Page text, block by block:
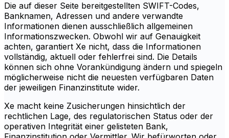
Die auf dieser Seite bereitgestellten SWIFT-Codes,
Banknamen, Adressen und andere verwandte
Informationen dienen ausschließlich allgemeinen
Informationszwecken. Obwohl wir auf Genauigkeit
achten, garantiert Xe nicht, dass die Informationen
vollständig, aktuell oder fehlerfrei sind. Die Details
können sich ohne Vorankündigung ändern und spiegeln
möglicherweise nicht die neuesten verfügbaren Daten
der jeweiligen Finanzinstitute wider.
Xe macht keine Zusicherungen hinsichtlich der
rechtlichen Lage, des regulatorischen Status oder der
operativen Integrität einer gelisteten Bank,